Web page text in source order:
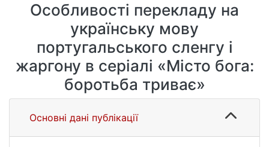
Особливості перекладу на
українську мову
португальського сленгу і
жаргону в серіалі «Місто бога:
боротьба триває»
Основні дані публікації